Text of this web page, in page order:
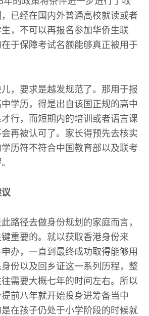
已经在国内外普通高校就读或者
，不可以再报名参加华侨生联
于保障考试名额能够真正被用于
，要求是越发规范了。那用于报
学历，得是出自该国正规的高中
行，而短期内的培训或者语言课
再被认可了。家长得预先去核实
历符不符合中国教育部以及联考
路径去做身份规划的家庭而言，
重要的。就以获取香港身份来
办，一直到最终成功取得能够用
份以及回乡证这一系列历程，整
需要大概七年的时间左右。所以
前八年就开始投身进筹备当中
在孩子仍处于小学阶段的时候就